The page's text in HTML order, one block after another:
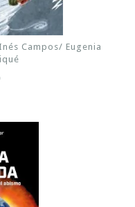
Campos/ Eugenia